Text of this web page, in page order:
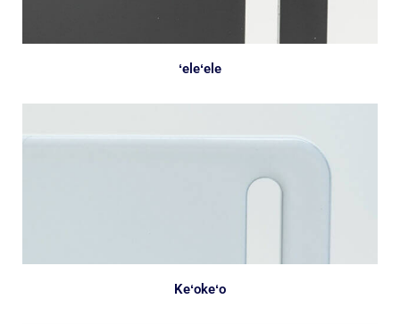
ʻeleʻele
Keʻokeʻo